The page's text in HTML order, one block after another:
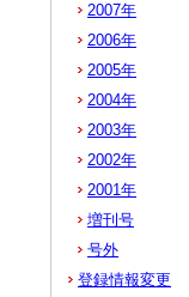
2007年
2006年
2005年
2004年
2003年
2002年
2001年
増刊号
号外
登録情報変更